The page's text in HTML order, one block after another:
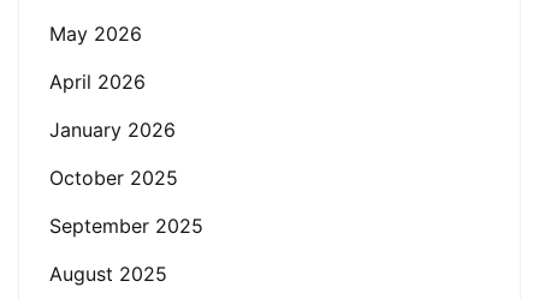
May 2026
April 2026
January 2026
October 2025
September 2025
August 2025